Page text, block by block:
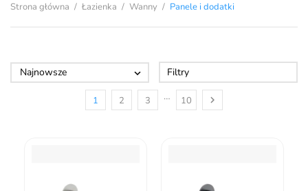
Strona główna Łazienka Wanny Panele i dodatki
Najnowsze  Filtry
1 2 3 … 10 